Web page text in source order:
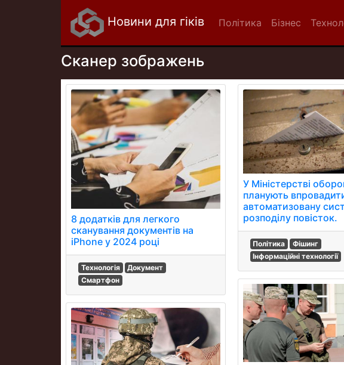
Новини для гіків Політика Бізнес
Сканер зображень
8 додатків для легкого
сканування документів на
iPhone у 2024 році
Технологія
Документ
Смартфон
У Міністерстві
планують
автоматизовану
розподілу повісток.
Політика
Фішинг
Інформаційні технології